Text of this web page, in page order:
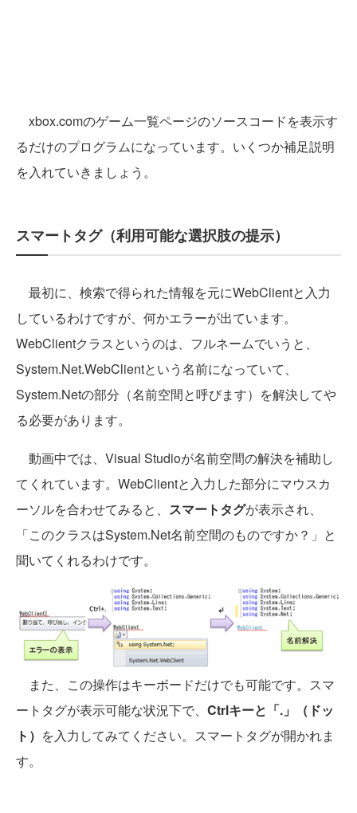
xbox.comのゲーム一覧ページのソースコードを表示す
るだけのプログラムになっています。いくつか補足説明
を入れていきましょう。
スマートタグ（利用可能な選択肢の提示）
最初に、検索で得られた情報を元にWebClientと入力
しているわけですが、何かエラーが出ています。
WebClientクラスというのは、フルネームでいうと、
System.Net.WebClientという名前になっていて、
System.Netの部分（名前空間と呼びます）を解決してや
る必要があります。
動画中では、Visual Studioが名前空間の解決を補助し
てくれています。WebClientと入力した部分にマウスカ
ーソルを合わせてみると、 スマートタグが表示され、
「このクラスはSystem.Net名前空間のものですか？」と
聞いてくれるわけです。
また、この操作はキーボードだけでも可能です。スマ
ートタグが表示可能な状況下で、 Ctrlキーと「.」（ドッ
ト） を入力してみてください。スマートタグが開かれま
す。